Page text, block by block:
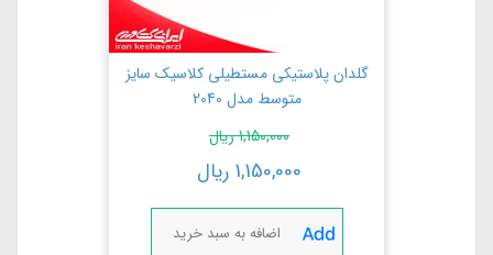
گلدان پلاستیکی مستطیلی کلاسیک سایز
متوسط مدل 2040
1,150,000ریال
1,150,000 ریال
اضافه به سبد خرید